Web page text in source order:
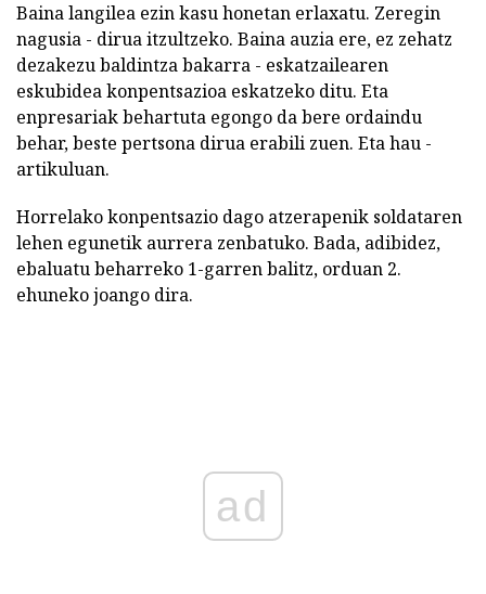
Baina langilea ezin kasu honetan erlaxatu. Zeregin
nagusia - dirua itzultzeko. Baina auzia ere, ez zehatz
dezakezu baldintza bakarra - eskatzailearen
eskubidea konpentsazioa eskatzeko ditu. Eta
enpresariak behartuta egongo da bere ordaindu
behar, beste pertsona dirua erabili zuen. Eta hau -
artikuluan.
Horrelako konpentsazio dago atzerapenik soldataren
lehen egunetik aurrera zenbatuko. Bada, adibidez,
ebaluatu beharreko 1-garren balitz, orduan 2.
ehuneko joango dira.
ad